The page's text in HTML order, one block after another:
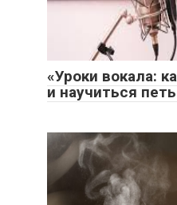
«Уроки вокала:
и научиться